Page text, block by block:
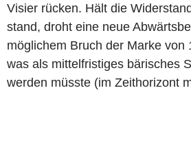
Visier rücken. Hält die
stand, droht eine neue
möglichem Bruch der Marke von
was als mittelfristiges bärisches
werden müsste (im Zeithorizont